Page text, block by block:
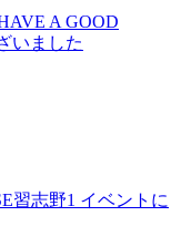
A GOOD
いました
習志野1 イベントに